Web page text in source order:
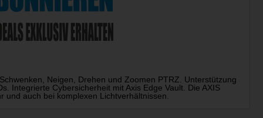
Neigen, Drehen und Zoomen PTRZ. Unterstützung
Integrierte Cybersicherheit mit Axis Edge Vault. Die AXIS
und auch bei komplexen Lichtverhältnissen.